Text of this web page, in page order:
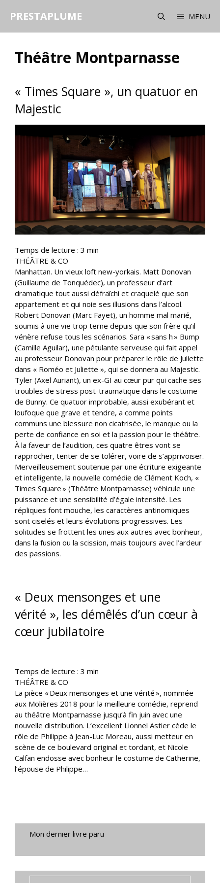
PRESTAPLUME MENU
Théâtre Montparnasse
« Times Square », un quatuor en
Majestic
Temps de lecture : 3 min
THÉÂTRE & CO
Manhattan. Un vieux loft new-yorkais. Matt Donovan
(Guillaume de Tonquédec), un professeur d’art
dramatique tout aussi défraîchi et craquelé que son
appartement et qui noie ses illusions dans l’alcool.
Robert Donovan (Marc Fayet), un homme mal marié,
soumis à une vie trop terne depuis que son frère qu’il
vénère refuse tous les scénarios. Sara « sans h » Bump
(Camille Aguilar), une pétulante serveuse qui fait appel
au professeur Donovan pour préparer le rôle de Juliette
dans « Roméo et Juliette », qui se donnera au Majestic.
Tyler (Axel Auriant), un ex-GI au cœur pur qui cache ses
troubles de stress post-traumatique dans le costume
de Bunny. Ce quatuor improbable, aussi exubérant et
loufoque que grave et tendre, a comme points
communs une blessure non cicatrisée, le manque ou la
perte de confiance en soi et la passion pour le théâtre.
À la faveur de l’audition, ces quatre êtres vont se
rapprocher, tenter de se tolérer, voire de s’apprivoiser.
Merveilleusement soutenue par une écriture exigeante
et intelligente, la nouvelle comédie de Clément Koch, «
Times Square » (Théâtre Montparnasse) véhicule une
puissance et une sensibilité d’égale intensité. Les
répliques font mouche, les caractères antinomiques
sont ciselés et leurs évolutions progressives. Les
solitudes se frottent les unes aux autres avec bonheur,
dans la fusion ou la scission, mais toujours avec l’ardeur
des passions.
« Deux mensonges et une
vérité », les démêlés d’un cœur à
cœur jubilatoire
Temps de lecture : 3 min
THÉÂTRE & CO
La pièce « Deux mensonges et une vérité », nommée
aux Molières 2018 pour la meilleure comédie, reprend
au théâtre Montparnasse jusqu’à fin juin avec une
nouvelle distribution. L’excellent Lionnel Astier cède le
rôle de Philippe à Jean-Luc Moreau, aussi metteur en
scène de ce boulevard original et tordant, et Nicole
Calfan endosse avec bonheur le costume de Catherine,
l’épouse de Philippe…
Mon dernier livre paru